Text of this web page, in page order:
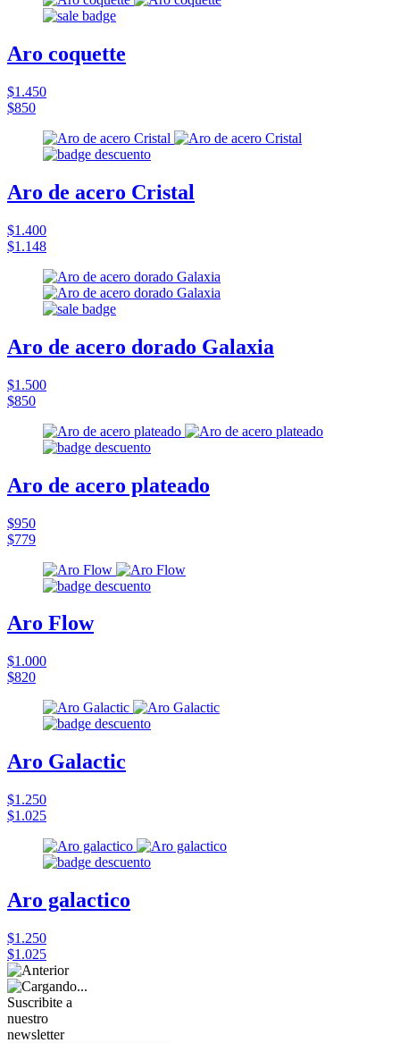
Aro coquette
$1.450
$850
Aro de acero Cristal
$1.400
$1.148
Aro de acero dorado Galaxia
$1.500
$850
Aro de acero plateado
$950
$779
Aro Flow
$1.000
$820
Aro Galactic
$1.250
$1.025
Aro galactico
$1.250
$1.025
Suscribite a
nuestro
newsletter